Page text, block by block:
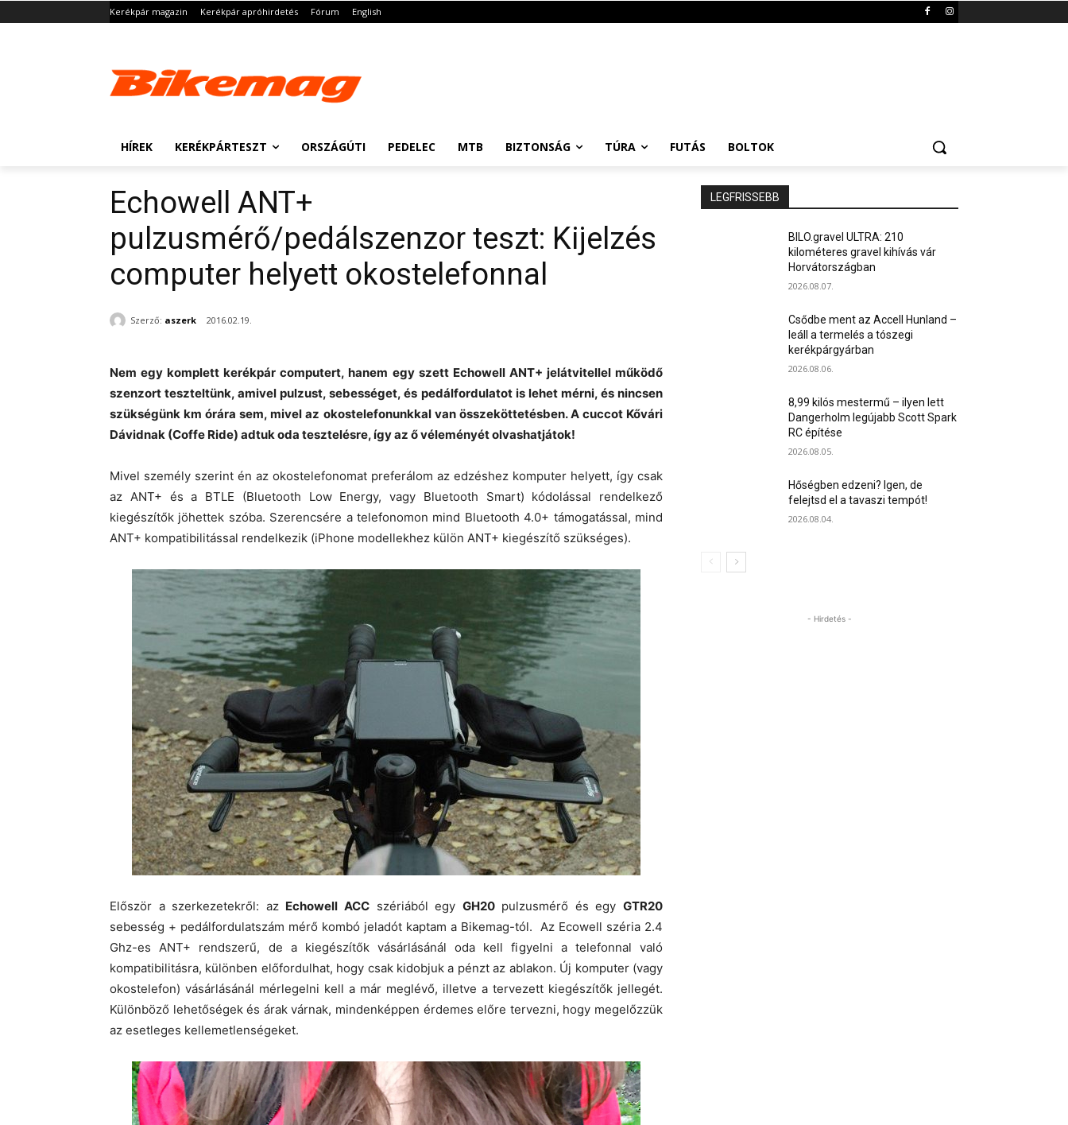
Kerékpár magazin Kerékpár apróhirdetés Fórum English
HÍREK KERÉKPÁRTESZT ORSZÁGÚTI PEDELEC MTB BIZTONSÁG TÚRA FUTÁS BOLTOK
Echowell ANT+
pulzusmérő/pedálszenzor teszt: Kijelzés
computer helyett okostelefonnal
Szerző: aszerk 2016.02.19.
Nem egy komplett kerékpár computert, hanem egy szett Echowell ANT+ jelátvitellel működő
szenzort teszteltünk, amivel pulzust, sebességet, és pedálfordulatot is lehet mérni, és nincsen
szükségünk km órára sem, mivel az okostelefonunkkal van összeköttetésben. A cuccot Kővári
Dávidnak (Coffe Ride) adtuk oda tesztelésre, így az ő véleményét olvashatjátok!
Mivel személy szerint én az okostelefonomat preferálom az edzéshez komputer helyett, így csak
az ANT+ és a BTLE (Bluetooth Low Energy, vagy Bluetooth Smart) kódolással rendelkező
kiegészítők jöhettek szóba. Szerencsére a telefonomon mind Bluetooth 4.0+ támogatással, mind
ANT+ kompatibilitással rendelkezik (iPhone modellekhez külön ANT+ kiegészítő szükséges).
Először a szerkezetekről: az Echowell ACCszériából egy GH20pulzusmérő és egyGTR20
sebesség + pedálfordulatszám mérő kombó jeladót kaptam a Bikemag-tól. Az Ecowell széria 2.4
Ghz-es ANT+ rendszerű, de a kiegészítők vásárlásánál oda kell figyelni a telefonnal való
kompatibilitásra, különben előfordulhat, hogy csak kidobjuk a pénzt az ablakon. Új komputer (vagy
okostelefon) vásárlásánál mérlegelni kell a már meglévő, illetve a tervezett kiegészítők jellegét.
Különböző lehetőségek és árak várnak, mindenképpen érdemes előre tervezni, hogy megelőzzük
az esetleges kellemetlenségeket.
LEGFRISSEBB
BILO.gravel ULTRA: 210
kilométeres gravel kihívás vár
Horvátországban
2026.08.07.
Csődbe ment az Accell Hunland –
leáll a termelés a tószegi
kerékpárgyárban
2026.08.06.
8,99 kilós mestermű – ilyen lett
Dangerholm legújabb Scott Spark
RC építése
2026.08.05.
Hőségben edzeni? Igen, de
felejtsd el a tavaszi tempót!
2026.08.04.
- Hirdetés -